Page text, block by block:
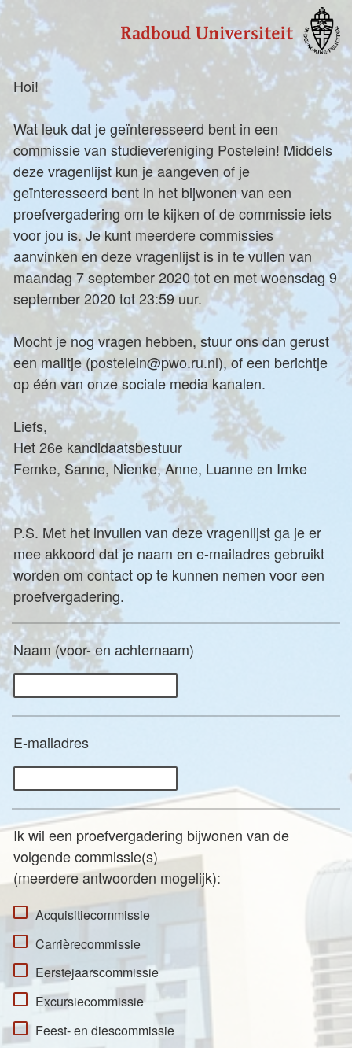
Hoi!
Wat leuk dat je geïnteresseerd bent in een
commissie van studievereniging Postelein! Middels
deze vragenlijst kun je aangeven of je
geïnteresseerd bent in het bijwonen van een
proefvergadering om te kijken of de commissie iets
voor jou is. Je kunt meerdere commissies
aanvinken en deze vragenlijst is in te vullen van
maandag 7 september 2020 tot en met woensdag 9
september 2020 tot 23:59 uur.
Mocht je nog vragen hebben, stuur ons dan gerust
een mailtje (postelein@pwo.ru.nl), of een berichtje
op één van onze sociale media kanalen.
Liefs,
Het 26e kandidaatsbestuur
Femke, Sanne, Nienke, Anne, Luanne en Imke
P.S. Met het invullen van deze vragenlijst ga je er
mee akkoord dat je naam en e-mailadres gebruikt
worden om contact op te kunnen nemen voor een
proefvergadering.
Naam (voor- en achternaam)
E-mailadres
Ik wil een proefvergadering bijwonen van de
volgende commissie(s)
(meerdere antwoorden mogelijk):
Acquisitiecommissie
Carrièrecommissie
Eerstejaarscommissie
Excursiecommissie
Feest- en diescommissie